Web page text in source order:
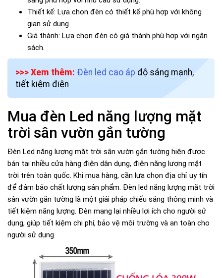
Thiết kế: Lựa chọn đèn có thiết kế phù hợp với không
gian sử dụng.
Giá thành: Lựa chọn đèn có giá thành phù hợp với ngân
sách.
>>> Xem thêm: Đèn led cao áp độ sáng mạnh,
tiết kiệm điện
Mua đèn Led năng lượng mặt
trời sân vườn gắn tường
Đèn Led năng lượng mặt trời sân vườn gắn tường hiện được
bán tại nhiều cửa hàng điện dân dụng, điện năng lượng mặt
trời trên toàn quốc. Khi mua hàng, cần lựa chọn địa chỉ uy tín
để đảm bảo chất lượng sản phẩm. Đèn led năng lượng mặt trời
sân vườn gắn tường là một giải pháp chiếu sáng thông minh và
tiết kiệm năng lượng. Đèn mang lại nhiều lợi ích cho người sử
dụng, giúp tiết kiệm chi phí, bảo vệ môi trường và an toàn cho
người sử dụng.